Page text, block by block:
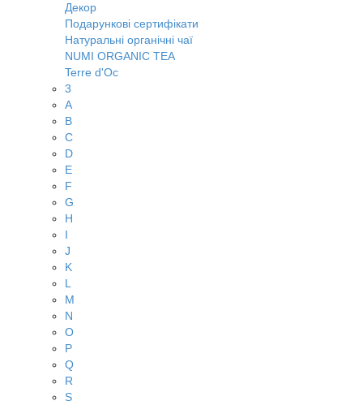
Декор
Подарункові сертифікати
Натуральні органічні чаї
NUMI ORGANIC TEA
Terre d'Oc
3
A
B
C
D
E
F
G
H
I
J
K
L
M
N
O
P
Q
R
S